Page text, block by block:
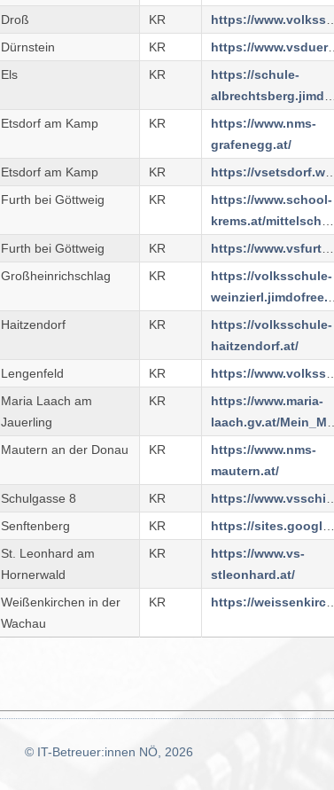
Droß KR
Dürnstein KR https://www.vsduernstein.at/
Els KR
https://schule-
Etsdorf am Kamp KR
https://www.nms-
grafenegg.at/
Etsdorf am Kamp KR https://vsetsdorf.wordpress.com/
Furth bei Göttweig KR
https://www.school-
Furth bei Göttweig KR https://www.vsfurth.at/
Großheinrichschlag KR
https://volksschule-
Haitzendorf KR
https://volksschule-
haitzendorf.at/
Lengenfeld KR
Maria Laach am
Jauerling
KR
https://www.maria-
Mautern an der Donau KR
https://www.nms-
mautern.at/
Schulgasse 8 KR
Senftenberg KR
St. Leonhard am
Hornerwald
KR
https://www.vs-
stleonhard.at/
Weißenkirchen in der
Wachau
KR https://weissenkirchen.jimdoweb.com/
© IT-Betreuer:innen NÖ, 2026